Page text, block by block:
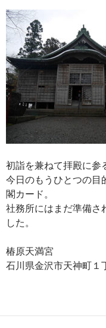
初詣を兼ねて拝殿に参
今日のもうひとつの目
閣カード。
社務所にはまだ準備さ
した。
椿原天満宮
石川県金沢市天神町１